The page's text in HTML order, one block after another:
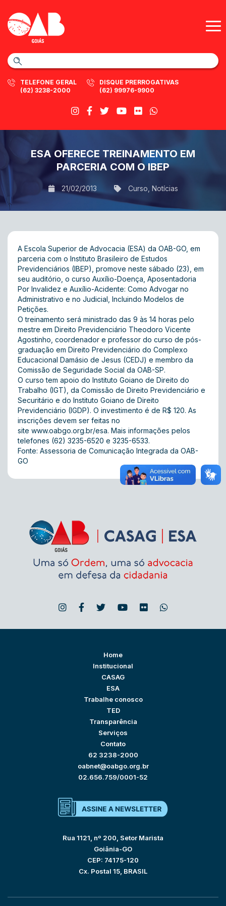
TELEFONE GERAL
(62) 3238-2000
DISQUE PRERROGATIVAS
(62) 99976-9900
ESA OFERECE TREINAMENTO EM
PARCERIA COM O IBEP
21/02/2013 Curso Notícias
A Escola Superior de Advocacia (ESA) da OAB-GO, em
parceria com o Instituto Brasileiro de Estudos
Previdenciários (IBEP), promove neste sábado (23), em
seu auditório, o curso Auxílio-Doença, Aposentadoria
Por Invalidez e Auxílio-Acidente: Como Advogar no
Administrativo e no Judicial, Incluindo Modelos de
Petições.
O treinamento será ministrado das 9 às 14 horas pelo
mestre em Direito Previdenciário Theodoro Vicente
Agostinho, coordenador e professor do curso de pós-
graduação em Direito Previdenciário do Complexo
Educacional Damásio de Jesus (CEDJ) e membro da
Comissão de Seguridade Social da OAB-SP.
O curso tem apoio do Instituto Goiano de Direito do
Trabalho (IGT), da Comissão de Direito Previdenciário e
Securitário e do Instituto Goiano de Direito
Previdenciário (IGDP). O investimento é de R$ 120. As
inscrições devem ser feitas no
site www.oabgo.org.br/esa. Mais informações pelos
telefones (62) 3235-6520 e 3235-6533.
Fonte: Assessoria de Comunicação Integrada da OAB-
GO
Home
Institucional
CASAG
ESA
Trabalhe conosco
TED
Transparência
Serviços
Contato
62 3238-2000
oabnet@oabgo.org.br
02.656.759/0001-52
Rua 1121, nº 200, Setor Marista
Goiânia-GO
CEP: 74175-120
Cx. Postal 15, BRASIL